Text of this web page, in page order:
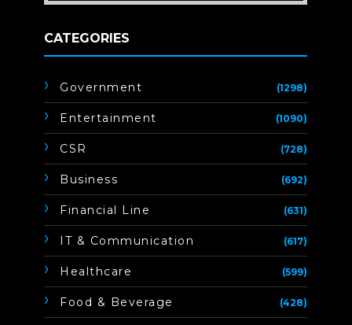
CATEGORIES
Government (1298)
Entertainment (1090)
CSR (728)
Business (692)
Financial Line (631)
IT & Communication (617)
Healthcare (599)
Food & Beverage (428)